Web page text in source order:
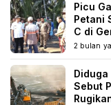
Picu
Petani
C di
2 bulan
Diduga
Sebut